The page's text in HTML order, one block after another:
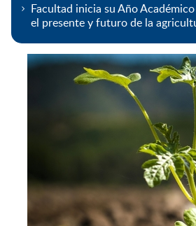
Facultad inicia su Año
el presente y futuro de la